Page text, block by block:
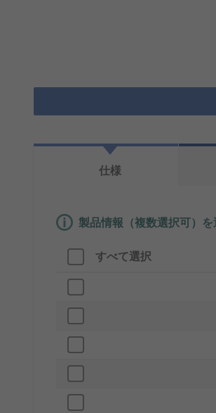
仕様
製品情報（複数選択可）を
すべて選択